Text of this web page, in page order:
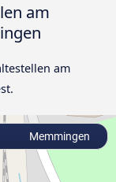
am
am
Memmingen